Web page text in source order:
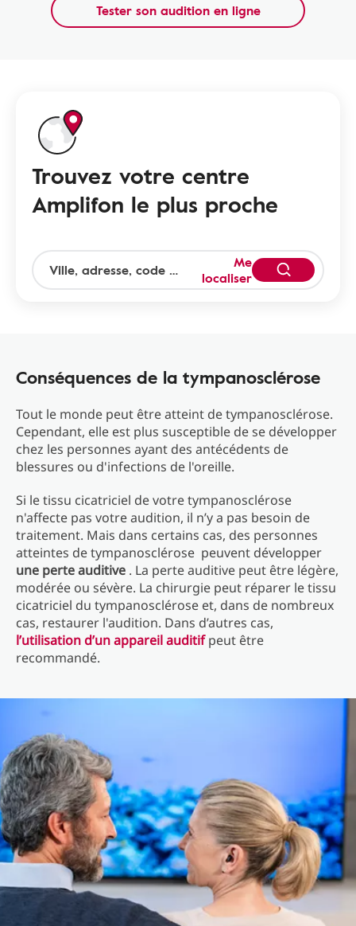
Tester son audition en ligne
Trouvez votre centre
Amplifon le plus proche
Me
localiser
Conséquences de la tympanosclérose
Tout le monde peut être atteint de tympanosclérose.
Cependant, elle est plus susceptible de se développer
chez les personnes ayant des antécédents de
blessures ou d'infections de l'oreille.
Si le tissu cicatriciel de votre tympanosclérose
n'affecte pas votre audition, il n’y a pas besoin de
traitement. Mais dans certains cas, des personnes
atteintes de tympanosclérose peuvent développer
une perte auditive . La perte auditive peut être légère,
modérée ou sévère. La chirurgie peut réparer le tissu
cicatriciel du tympanosclérose et, dans de nombreux
cas, restaurer l'audition. Dans d’autres cas,
l’utilisation d’un appareil auditifpeut être
recommandé.